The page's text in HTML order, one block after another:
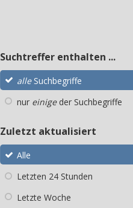
Suchtreffer enthalten ...
alleSuchbegriffe
nur einigeder Suchbegriffe
Zuletzt aktualisiert
Alle
Letzten 24 Stunden
Letzte Woche